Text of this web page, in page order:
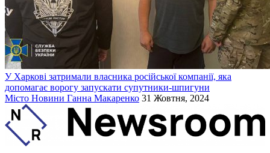
У Харкові затримали власника російської компанії, яка
допомагає ворогу запускати супутники-шпигуни
Місто Новини Ганна Макаренко 31 Жовтня, 2024